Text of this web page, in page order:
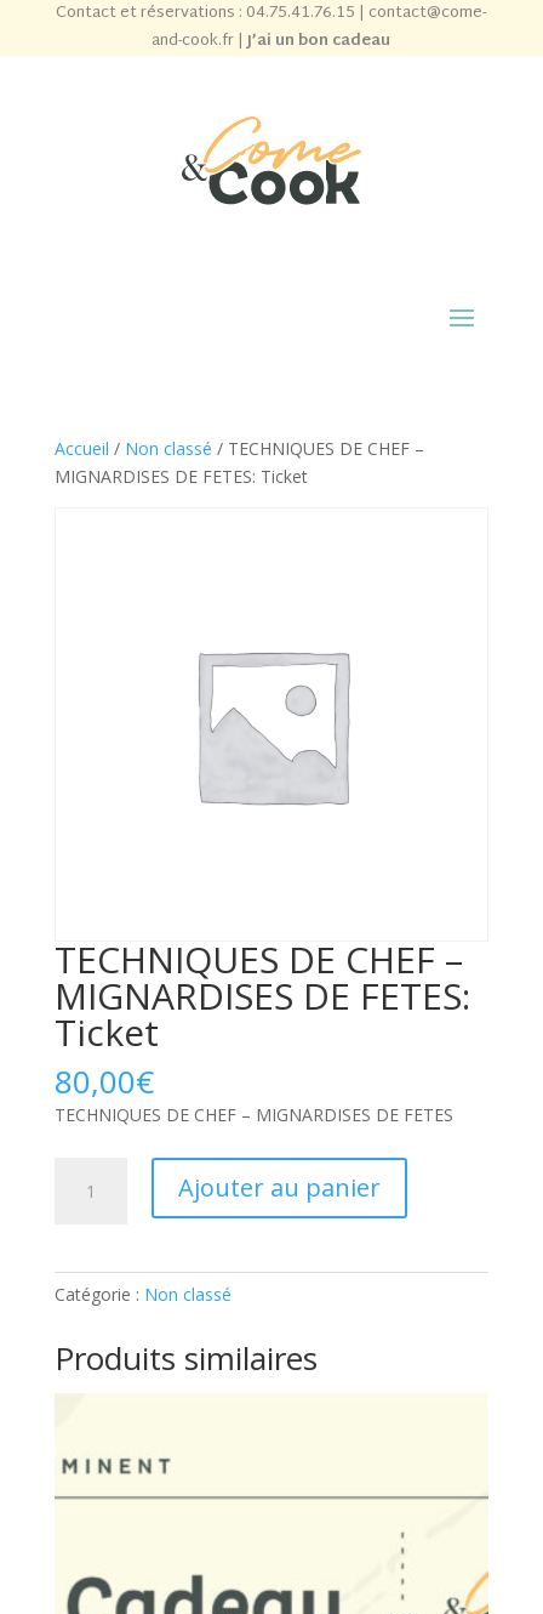
Contact et réservations : 04.75.41.76.15 | contact@come-
and-cook.fr|J’ai un bon cadeau
Accueil / Non classé / TECHNIQUES DE CHEF –
MIGNARDISES DE FETES: Ticket
TECHNIQUES DE CHEF –
MIGNARDISES DE FETES:
Ticket
80,00€
TECHNIQUES DE CHEF – MIGNARDISES DE FETES
CHEF
DE
FETES:
Ajouter au panier
Catégorie : Non classé
Produits similaires